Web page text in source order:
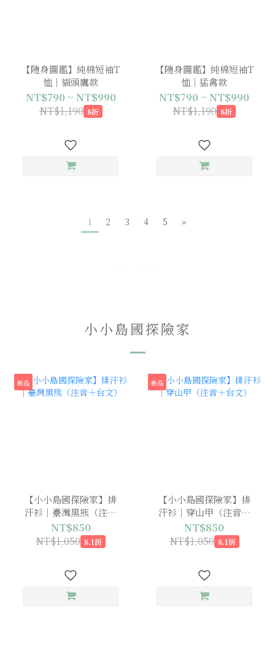
【隨身圖鑑】純棉短袖T
恤｜貓頭鷹款
NT$790 ~ NT$990
NT$1,190 8折
【隨身圖鑑】純棉短袖T
恤｜猛禽款
NT$790 ~ NT$990
NT$1,190 8折
1 2 3 4 5 »
小小島國探險家
新品
【小小島國探險家】排
汗衫｜臺灣黑熊（注音
＋台文）
NT$850
NT$1,050 8.1折
新品
【小小島國探險家】排
汗衫｜穿山甲（注音＋
台文）
NT$850
NT$1,050 8.1折